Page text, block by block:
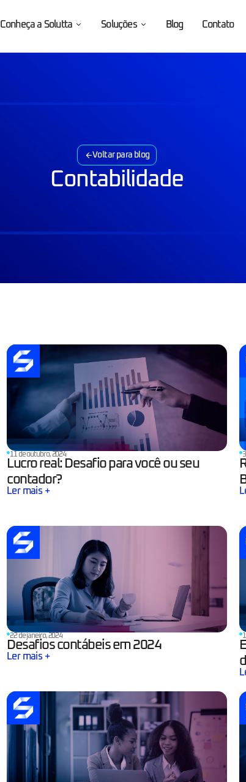
Conheça a Solutta Soluções Blog Contato
Voltar para blog
Contabilidade
11 de outubro, 2024
Lucro real: Desafio para você ou seu
contador?
Ler mais +
22 de janeiro, 2024
Desafios contábeis em 2024
Ler mais +